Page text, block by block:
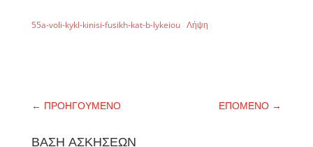
55a-voli-kykl-kinisi-fusikh-kat-b-lykeiou Λήψη
← ΠΡΟΗΓΟΥΜΕΝΟ ΕΠΟΜΕΝΟ →
ΒΑΣΗ ΑΣΚΗΣΕΩΝ